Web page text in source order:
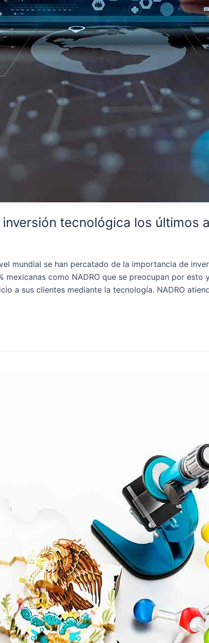
tecnológica los últimos
mundial se han percatado de la importancia de
mexicanas como NADRO que se preocupan por
a sus clientes mediante la tecnología. NADRO